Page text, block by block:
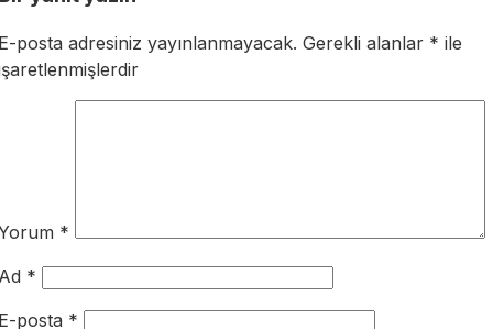
posta adresiniz yayınlanmayacak. Gerekli alanlar * ile
*
*
posta *